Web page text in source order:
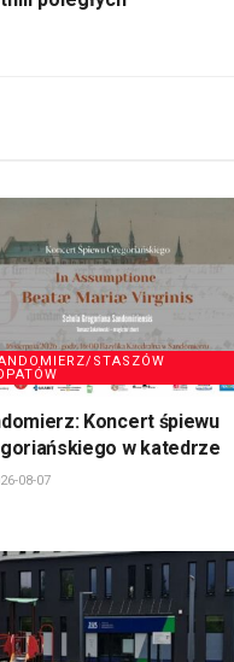
STASZÓW
Koncert śpiewu
w katedrze
08-07